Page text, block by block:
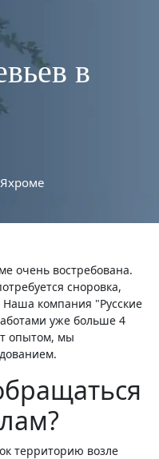
в
очень востребована.
сноровка,
компания "Русские
уже больше 4
опытом, мы
территорию возле